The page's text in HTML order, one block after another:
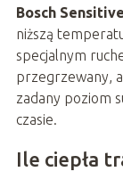
Bosch
niższą
specjalnym
przegrzewany, a
zadany poziom
czasie.
Ile ciepła